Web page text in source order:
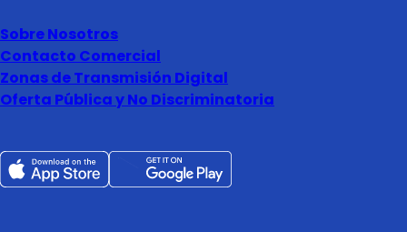
Sobre Nosotros
Contacto Comercial
Zonas de Transmisión Digital
Oferta Pública y No Discriminatoria